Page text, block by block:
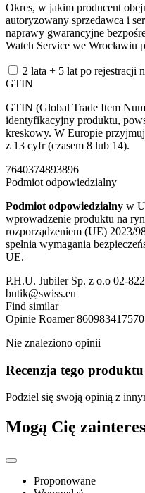
Okres, w jakim producent
autoryzowany sprzedawca i
naprawy gwarancyjne
Watch Service we
2 lata + 5 lat po rejestracji
GTIN
GTIN (Global Trade Item
identyfikacyjny produktu,
kreskowy. W Europie
z 13 cyfr (czasem 8 lub 14).
7640374893896
Podmiot odpowiedzialny
Podmiot odpowiedzialny w
wprowadzenie produktu na
rozporządzeniem (UE) 2023/
spełnia wymagania
UE.
P.H.U. Jubiler Sp. z o.o 02-
butik@swiss.eu
Find similar
Opinie Roamer 860983417570
Nie znaleziono opinii
Recenzja tego produktu
Podziel się swoją opinią z
Mogą Cię
Proponowane